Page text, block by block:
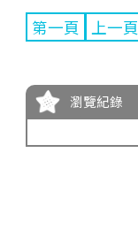
第一頁 上一頁
瀏覽紀錄